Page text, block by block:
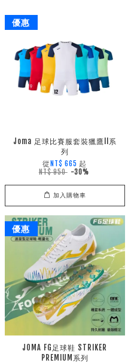
優惠
Joma 足球比賽服套裝獵鷹II系
列
從NT$ 665 起
NT$ 950 -30%
加入購物車
優惠
JOMA FG足球鞋 STRIKER
PREMIUM系列